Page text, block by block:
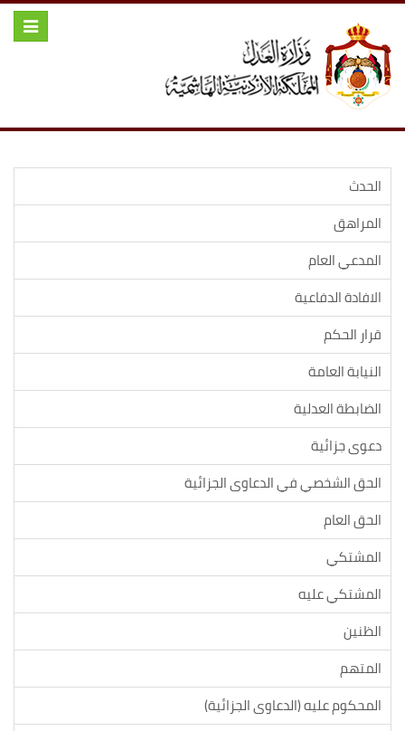
Toggle
الحدث
المراهق
المدعي العام
الافادة الدفاعية
قرار الحكم
النيابة العامة
الضابطة العدلية
دعوى جزائية
الحق الشخصي في الدعاوى الجزائية
الحق العام
المشتكي
المشتكي عليه
الظنين
المتهم
المحكوم عليه (الدعاوى الجزائية)